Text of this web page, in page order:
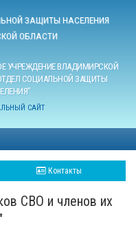
ЗАЩИТЫ НАСЕЛЕНИЯ
ОБЛАСТИ
УЧРЕЖДЕНИЕ ВЛАДИМИРСКОЙ
СОЦИАЛЬНОЙ ЗАЩИТЫ
САЙТ
Контакты
СВО и членов их